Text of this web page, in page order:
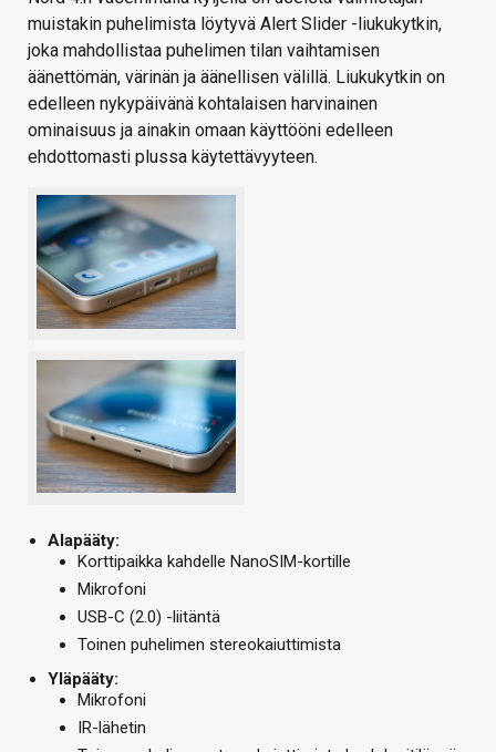
muistakin puhelimista löytyvä Alert Slider -liukukytkin,
joka mahdollistaa puhelimen tilan vaihtamisen
äänettömän, värinän ja äänellisen välillä. Liukukytkin on
edelleen nykypäivänä kohtalaisen harvinainen
ominaisuus ja ainakin omaan käyttööni edelleen
ehdottomasti plussa käytettävyyteen.
Alapääty:
Korttipaikka kahdelle NanoSIM-kortille
Mikrofoni
USB-C (2.0) -liitäntä
Toinen puhelimen stereokaiuttimista
Yläpääty:
Mikrofoni
IR-lähetin